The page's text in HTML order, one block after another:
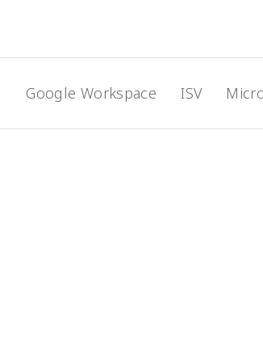
Google Workspace ISV